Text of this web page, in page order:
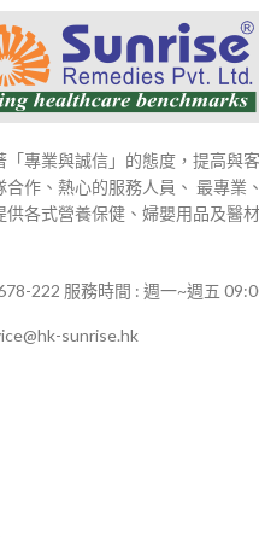
「專業與誠信」的態度，提高與
合作、熱心的服務人員、 最專業
供各式營養保健、婦嬰用品及醫
222 服務時間 : 週一~週五
sunrise.hk